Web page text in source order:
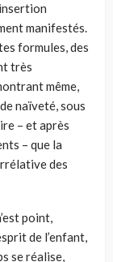
manifestés.
formules, des
très
même,
naïveté, sous
– et après
– que la
des
point,
de l’enfant,
se réalise,